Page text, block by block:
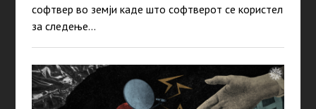
софтвер во земји каде што софтверот се користел
за следење…